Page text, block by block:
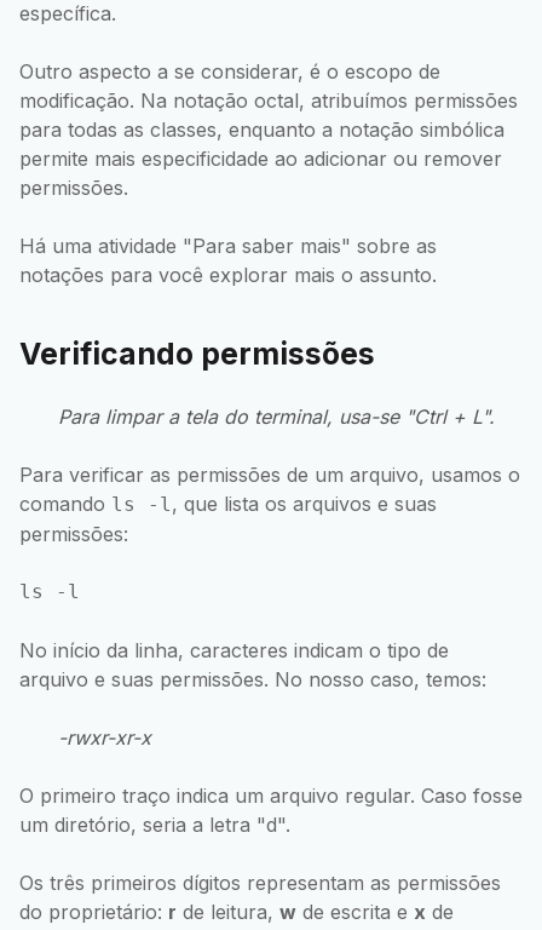
específica.
Outro aspecto a se considerar, é o escopo de
modificação. Na notação octal, atribuímos permissões
para todas as classes, enquanto a notação simbólica
permite mais especificidade ao adicionar ou remover
permissões.
Há uma atividade "Para saber mais" sobre as
notações para você explorar mais o assunto.
Verificando permissões
Para limpar a tela do terminal, usa-se "Ctrl + L".
Para verificar as permissões de um arquivo, usamos o
comando ls -l, que lista os arquivos e suas
permissões:
No início da linha, caracteres indicam o tipo de
arquivo e suas permissões. No nosso caso, temos:
-rwxr-xr-x
O primeiro traço indica um arquivo regular. Caso fosse
um diretório, seria a letra "d".
Os três primeiros dígitos representam as permissões
do proprietário: r de leitura, w de escrita e x de